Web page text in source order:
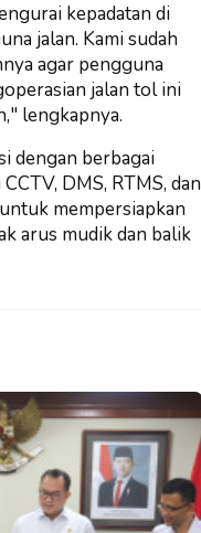
kepadatan di
jalan. Kami sudah
agar pengguna
jalan tol ini
lengkapnya.
dengan berbagai
DMS, RTMS, dan
mempersiapkan
arus mudik dan balik